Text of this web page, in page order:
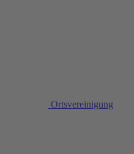
Ortsvereinigung